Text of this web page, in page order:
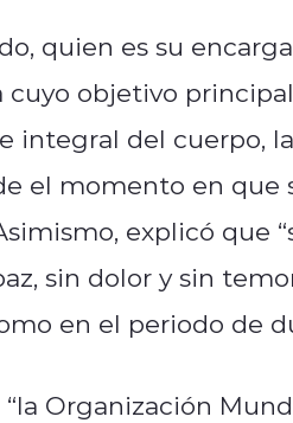
quien es su
objetivo
integral del cuerpo,
el momento en que
explicó que
sin dolor y sin
en el periodo de
Organización